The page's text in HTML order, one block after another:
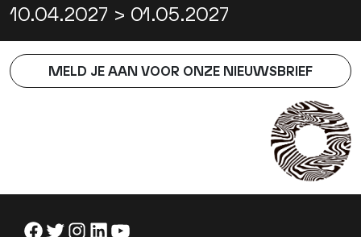
10.04.2027 > 01.05.2027
MELD JE AAN VOOR ONZE NIEUWSBRIEF
Facebook
Twitter
Instagram
LinkedIn
YouTube